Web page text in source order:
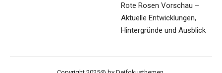
Rote Rosen Vorschau –
Aktuelle Entwicklungen,
Hintergründe und Ausblick